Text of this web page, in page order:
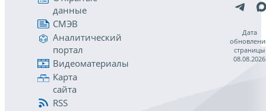
данные
СМЭВ
Аналитический
портал
Видеоматериалы
Карта
сайта
RSS
Дата
страницы
08.08.2026